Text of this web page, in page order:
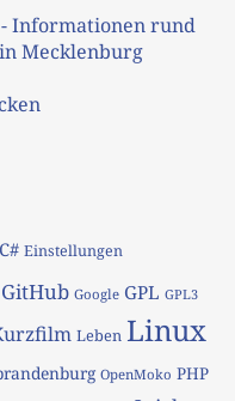
Informationen rund
Mecklenburg
C# Einstellungen
GitHub Google GPL GPL3
Leben Linux
OpenMoko PHP